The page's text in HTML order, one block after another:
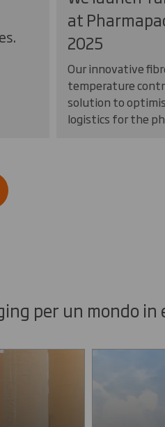
at
2025
Our innovative
temperature
solution to
logistics for the
per un mondo in